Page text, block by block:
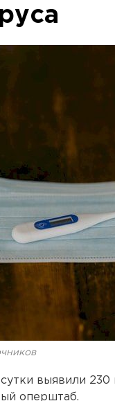
выявили 230
оперштаб.